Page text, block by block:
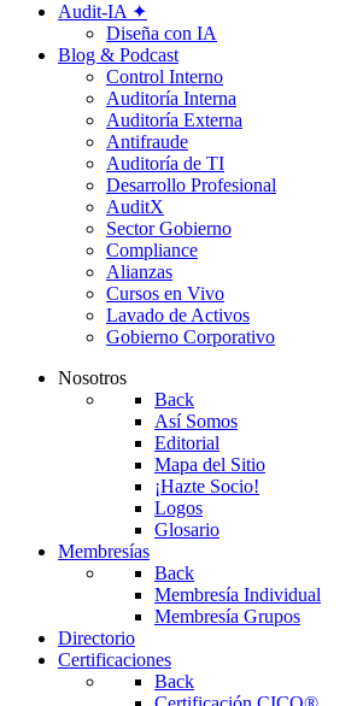
Audit-IA ✦
Diseña con IA
Blog & Podcast
Control Interno
Auditoría Interna
Auditoría Externa
Antifraude
Auditoría de TI
Desarrollo Profesional
AuditX
Sector Gobierno
Compliance
Alianzas
Cursos en Vivo
Lavado de Activos
Gobierno Corporativo
Nosotros
Back
Así Somos
Editorial
Mapa del Sitio
¡Hazte Socio!
Logos
Glosario
Membresías
Back
Membresía Individual
Membresía Grupos
Directorio
Certificaciones
Back